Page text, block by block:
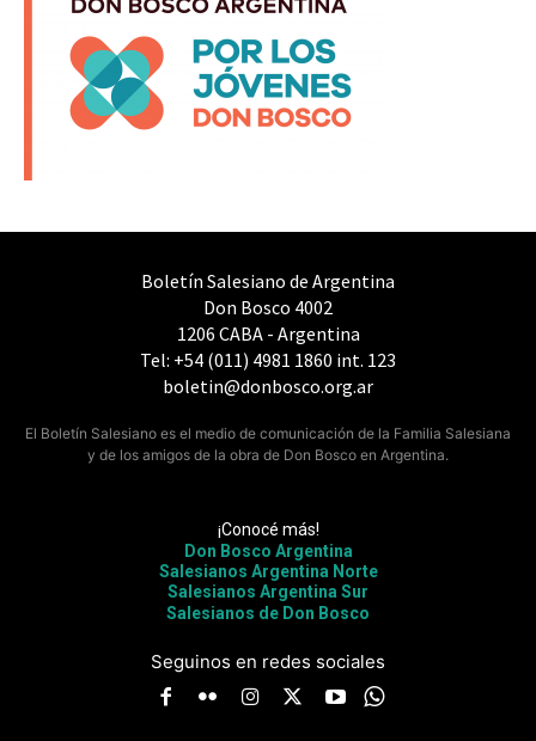
Boletín Salesiano de Argentina
Don Bosco 4002
1206 CABA - Argentina
Tel: +54 (011) 4981 1860 int. 123
boletin@donbosco.org.ar
El Boletín Salesiano es el medio de comunicación de la Familia Salesiana
y de los amigos de la obra de Don Bosco en Argentina.
¡Conocé más!
Don Bosco Argentina
Salesianos Argentina Norte
Salesianos Argentina Sur
Salesianos de Don Bosco
Seguinos en redes sociales